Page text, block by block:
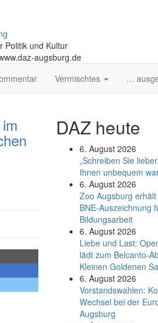
Politik und Kultur
augsburg.de
Vermischtes …
DAZ heute
6. August 2026
„Schreiben Sie
Ihnen unbequem
6. August 2026
Zoo Augsburg
BNE-Auszeichnung
Bildungsarbeit
6. August 2026
Liebe und Last:
lädt zum Belcanto-
Kleinen Goldenen
6. August 2026
Vorstandswahlen:
Wechsel bei der
Augsburg